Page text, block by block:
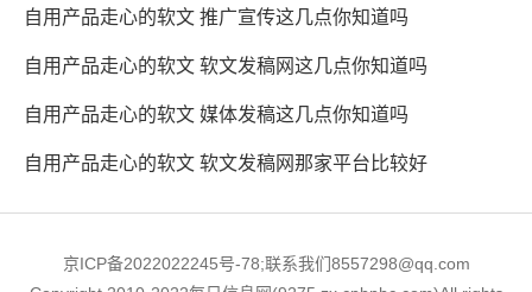
自用产品走心的软文 推广宣传这几点你知道吗
自用产品走心的软文 软文发稿网这几点你知道吗
自用产品走心的软文 媒体发稿这几点你知道吗
自用产品走心的软文 软文发稿网那家平台比较好
京ICP备2022022245号-78;联系我们8557298@qq.com